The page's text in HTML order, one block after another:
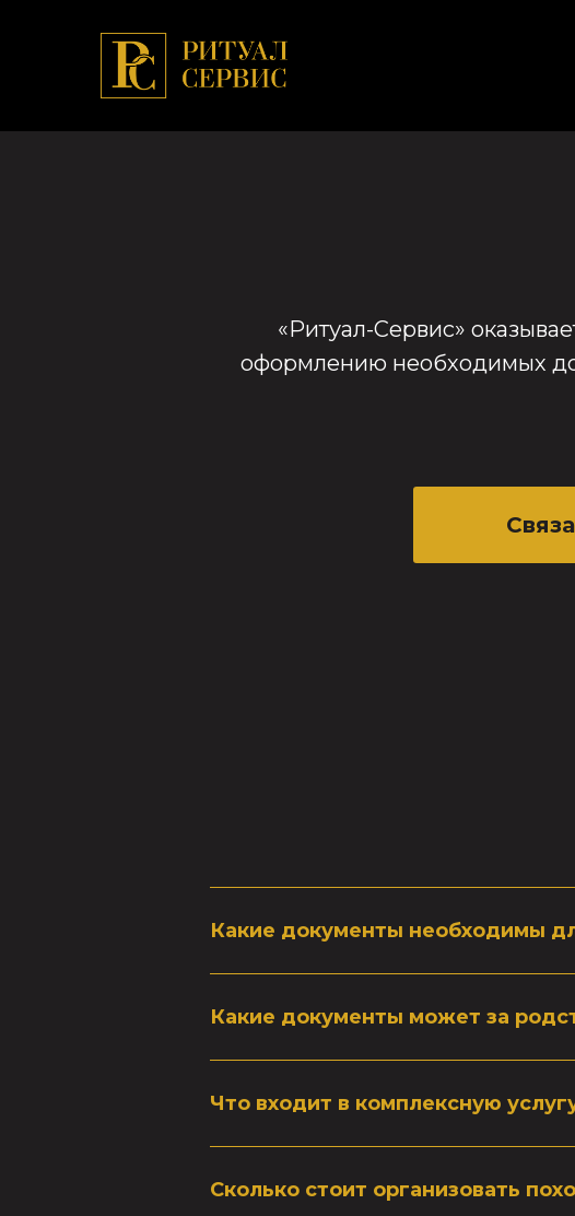
«Ритуал-Сервис»
оформлению необходимых
Какие документы необходимы
Какие документы может за
Что входит в комплексную
Сколько стоит организовать